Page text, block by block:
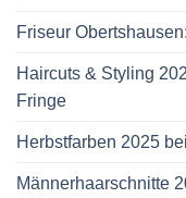
Friseur
Haircuts & Styling
Fringe
Herbstfarben 2025
Männerhaarschnitte